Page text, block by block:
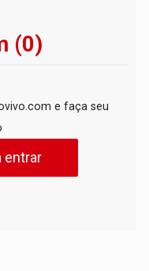
(0)
e faça seu
entrar